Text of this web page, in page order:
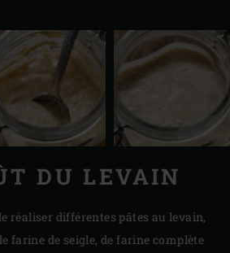
DU LEVAIN
réaliser différentes pâtes au levain,
farine de seigle, de farine complète